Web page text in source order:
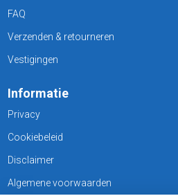
FAQ
Verzenden & retourneren
Vestigingen
Informatie
Privacy
Cookiebeleid
Disclaimer
Algemene voorwaarden